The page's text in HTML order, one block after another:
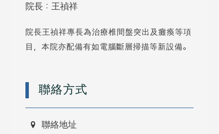
院長：王禎祥
院長王禎祥專長為治療椎間盤突出及癱瘓等項
目，本院亦配備有如電腦斷層掃描等新設備。
聯絡方式
聯絡地址